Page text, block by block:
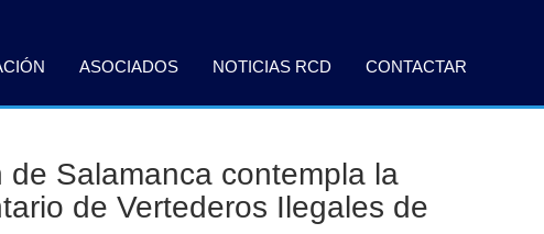
ASOCIADOS NOTICIAS RCD CONTACTAR
Salamanca contempla la
de Vertederos Ilegales de